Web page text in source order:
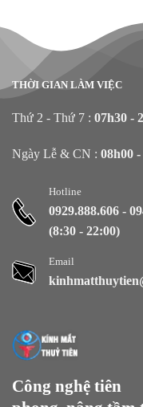
Công nghệ tiên
THỜI GIAN LÀM VIỆC
Thứ 2 - Thứ 7 : 07h30 -
Ngày Lễ & CN : 08h00
Hotline
0929.888.606 -
(8:30 - 22:00)
Email